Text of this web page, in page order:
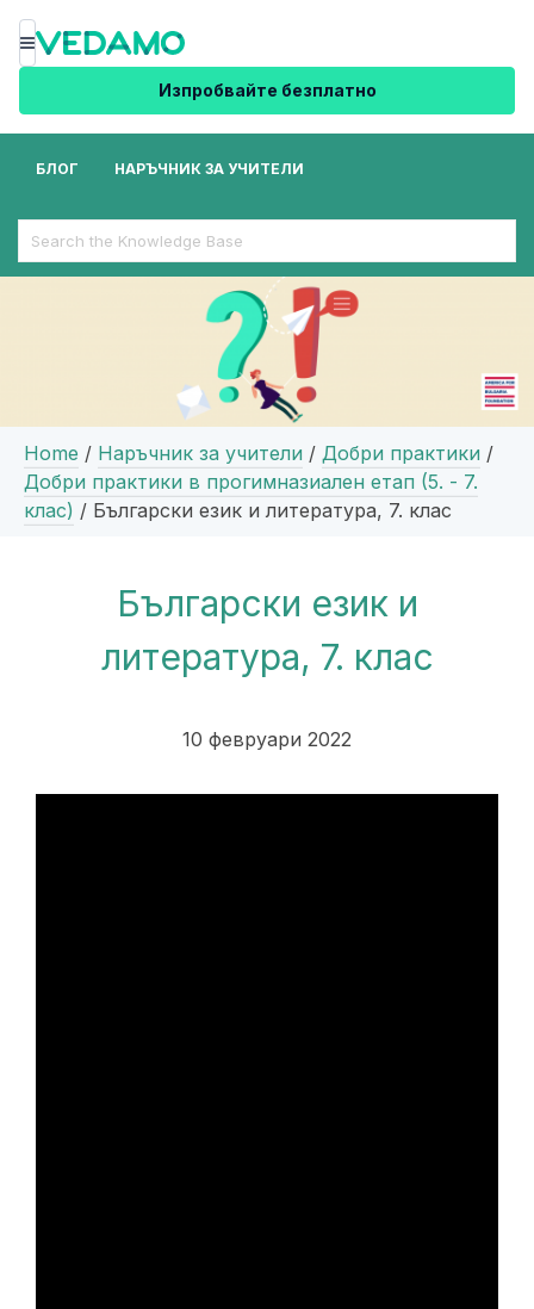
Меню
Изпробвайте безплатно
БЛОГ НАРЪЧНИК ЗА УЧИТЕЛИ
Search
For
Home / Наръчник за учители / Добри практики /
Добри практики в прогимназиален етап (5. - 7.
клас) / Български език и литература, 7. клас
Български език и
литература, 7. клас
10 февруари 2022